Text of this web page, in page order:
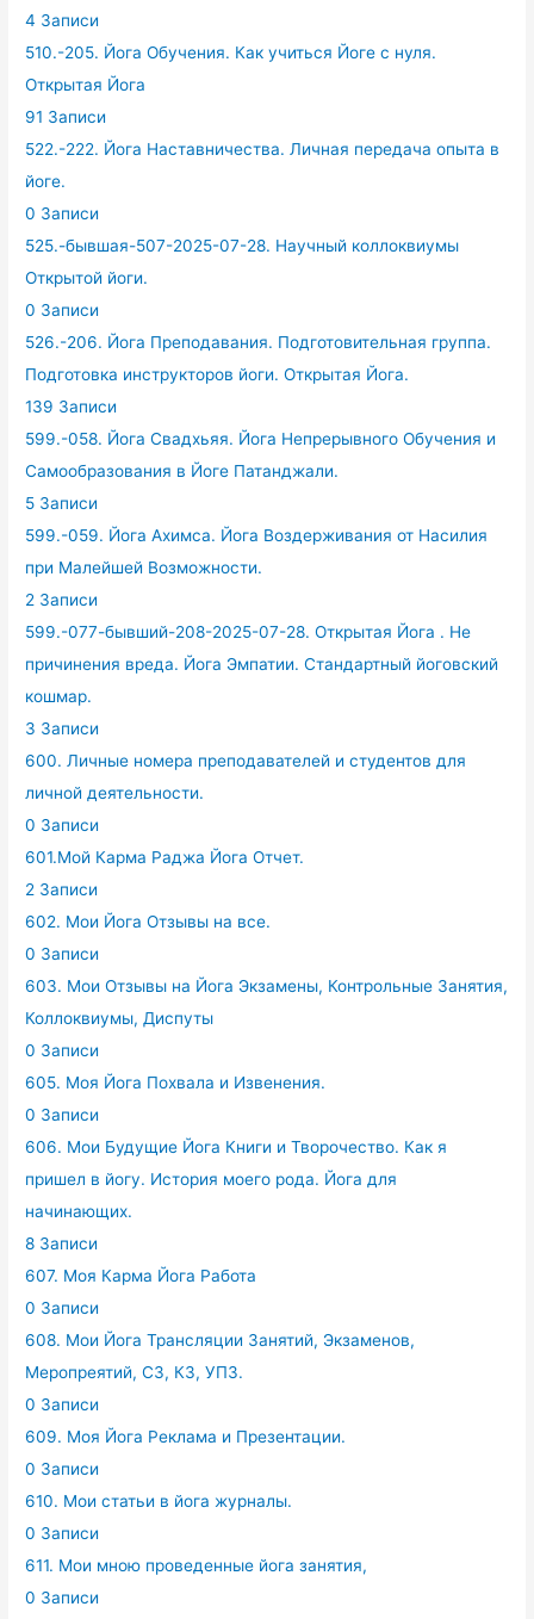
4 Записи
510.-205. Йога Обучения. Как учиться Йоге с нуля.
Открытая Йога
91 Записи
522.-222. Йога Наставничества. Личная передача опыта в
йоге.
0 Записи
525.-бывшая-507-2025-07-28. Научный коллоквиумы
Открытой йоги.
0 Записи
526.-206. Йога Преподавания. Подготовительная группа.
Подготовка инструкторов йоги. Открытая Йога.
139 Записи
599.-058. Йога Свадхьяя. Йога Непрерывного Обучения и
Самообразования в Йоге Патанджали.
5 Записи
599.-059. Йога Ахимса. Йога Воздерживания от Насилия
при Малейшей Возможности.
2 Записи
599.-077-бывший-208-2025-07-28. Открытая Йога . Не
причинения вреда. Йога Эмпатии. Стандартный йоговский
кошмар.
3 Записи
600. Личные номера преподавателей и студентов для
личной деятельности.
0 Записи
601.Мой Карма Раджа Йога Отчет.
2 Записи
602. Мои Йога Отзывы на все.
0 Записи
603. Мои Отзывы на Йога Экзамены, Контрольные Занятия,
Коллоквиумы, Диспуты
0 Записи
605. Моя Йога Похвала и Извенения.
0 Записи
606. Мои Будущие Йога Книги и Творочество. Как я
пришел в йогу. История моего рода. Йога для
начинающих.
8 Записи
607. Моя Карма Йога Работа
0 Записи
608. Мои Йога Трансляции Занятий, Экзаменов,
Меропреятий, СЗ, КЗ, УПЗ.
0 Записи
609. Моя Йога Реклама и Презентации.
0 Записи
610. Мои статьи в йога журналы.
0 Записи
611. Мои мною проведенные йога занятия,
0 Записи